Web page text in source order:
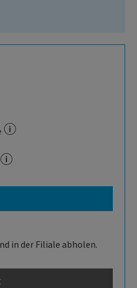
in der Filiale abholen.